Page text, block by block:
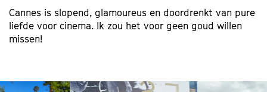
​Cannes is slopend, glamoureus en doordrenkt van pure
liefde voor cinema. Ik zou het voor geen goud willen
missen!
Overslaan